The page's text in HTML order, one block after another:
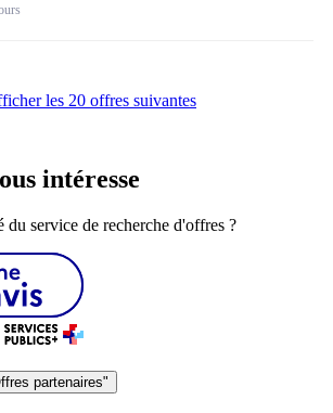
les 20 offres suivantes
intéresse
du service de recherche d'offres ?
partenaires"